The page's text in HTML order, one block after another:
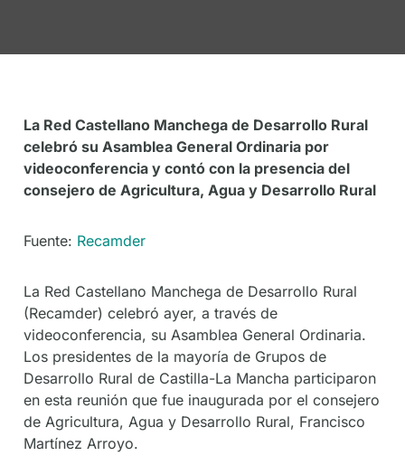
La Red Castellano Manchega de Desarrollo Rural
celebró su Asamblea General Ordinaria por
videoconferencia y contó con la presencia del
consejero de Agricultura, Agua y Desarrollo Rural
Fuente: Recamder
La Red Castellano Manchega de Desarrollo Rural
(Recamder) celebró ayer, a través de
videoconferencia, su Asamblea General Ordinaria.
Los presidentes de la mayoría de Grupos de
Desarrollo Rural de Castilla-La Mancha participaron
en esta reunión que fue inaugurada por el consejero
de Agricultura, Agua y Desarrollo Rural, Francisco
Martínez Arroyo.